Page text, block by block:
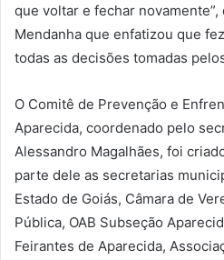
que voltar e fechar
Mendanha que enfatizou que
todas as decisões tomadas
O Comitê de Prevenção e
Aparecida, coordenado pelo
Alessandro Magalhães, foi
parte dele as secretarias
Estado de Goiás, Câmara de
Pública, OAB Subseção
Feirantes de Aparecida,